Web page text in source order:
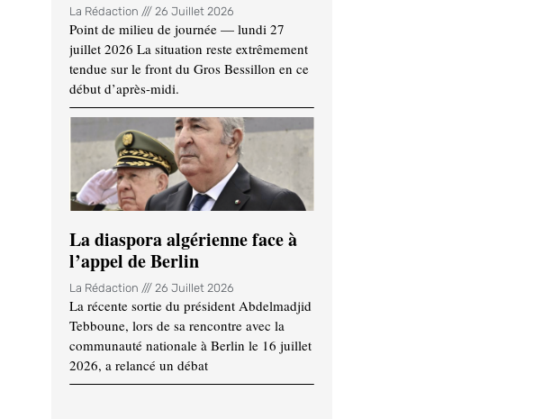
La Rédaction 26 Juillet 2026
Point de milieu de journée — lundi 27
juillet 2026 La situation reste extrêmement
tendue sur le front du Gros Bessillon en ce
début d’après-midi.
La diaspora algérienne face à
l’appel de Berlin
La Rédaction 26 Juillet 2026
La récente sortie du président Abdelmadjid
Tebboune, lors de sa rencontre avec la
communauté nationale à Berlin le 16 juillet
2026, a relancé un débat